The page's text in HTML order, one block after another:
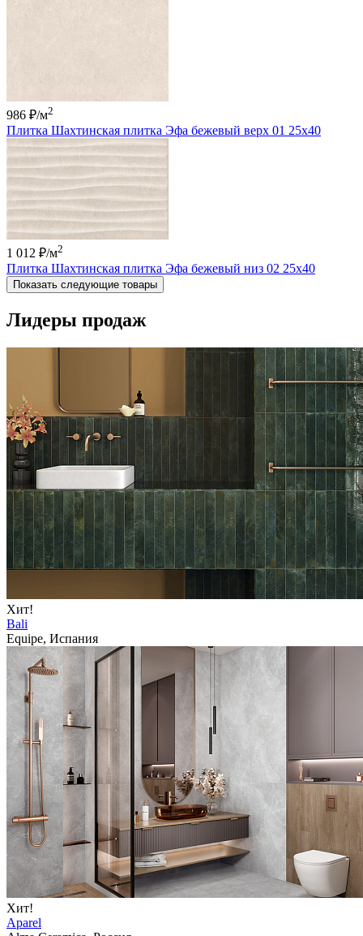
986 ₽/м2
Плитка Шахтинская плитка Эфа бежевый верх 01 25х40
1 012 ₽/м2
Плитка Шахтинская плитка Эфа бежевый низ 02 25х40
Показать следующие товары
Лидеры продаж
Хит!
Bali
Equipe, Испания
Хит!
Aparel